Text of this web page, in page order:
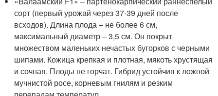
сорт (первый урожай через 37-39 дней после
всходов). Длина плода – не более 6 см,
максимальный диаметр – 3,5 см. Он покрыт
множеством маленьких нечастых бугорков с черными
шипами. Кожица крепкая и плотная, мякоть хрустящая
и сочная. Плоды не горчат. Гибрид устойчив к ложной
мучнистой росе, корневым гнилям и резким